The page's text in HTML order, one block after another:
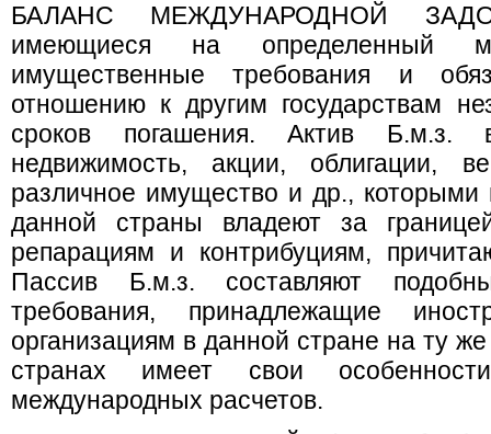
БАЛАНС МЕЖДУНАРОДНОЙ
имеющиеся на определенный
имущественные требования и
отношению к другим государствам
сроков погашения. Актив Б.м.з.
недвижимость, акции, облигации,
различное имущество и др., которыми
данной страны владеют за
репарациям и контрибуциям,
Пассив Б.м.з. составляют
требования, принадлежащие
организациям в данной стране на ту
странах имеет свои
международных расчетов.